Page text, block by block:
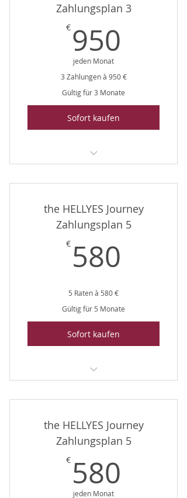
Zahlungsplan 3
€ 950
jeden Monat
3 Zahlungen à 950 €
Gültig für 3 Monate
Sofort kaufen
the HELLYES Journey
Zahlungsplan 5
€ 580
5 Raten à 580 €
Gültig für 5 Monate
Sofort kaufen
the HELLYES Journey
Zahlungsplan 5
€ 580
jeden Monat